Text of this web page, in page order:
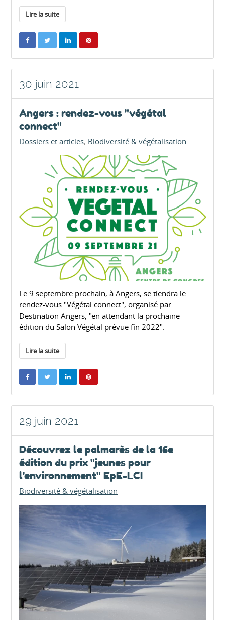
Lire la suite
30 juin 2021
Angers : rendez-vous "végétal
connect"
Dossiers et articles Biodiversité & végétalisation
Le 9 septembre prochain, à Angers, se tiendra le
rendez-vous "Végétal connect", organisé par
Destination Angers, "en attendant la prochaine
édition du Salon Végétal prévue fin 2022".
Lire la suite
29 juin 2021
Découvrez le palmarès de la 16e
édition du prix "jeunes pour
l'environnement" EpE-LCI
Biodiversité & végétalisation